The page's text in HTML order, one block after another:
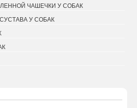
ЧАШЕЧКИ У СОБАК
У СОБАК